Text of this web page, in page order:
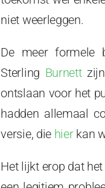
niet weerleggen.
De meer formele
Sterling Burnettzijn
ontslaan voor het
hadden allemaal
versie, die hierkan
Het lijkt erop dat